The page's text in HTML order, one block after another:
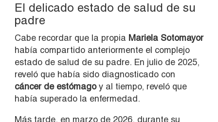
El delicado estado de salud de su
padre
Cabe recordar que la propia Mariela Sotomayor
había compartido anteriormente el complejo
estado de salud de su padre. En julio de 2025,
reveló que había sido diagnosticado con
cáncer de estómagoy al tiempo, reveló que
había superado la enfermedad.
Más tarde, en marzo de 2026, durante su